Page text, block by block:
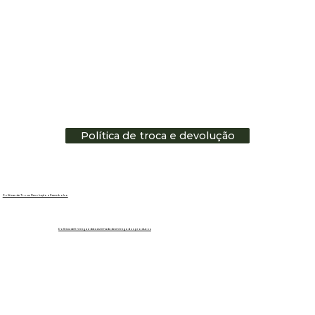
Política de Entrega e data estimada de entrega dos produtos
Políticas de Troca, Devolução e Reembolso
Política de troca e devolução